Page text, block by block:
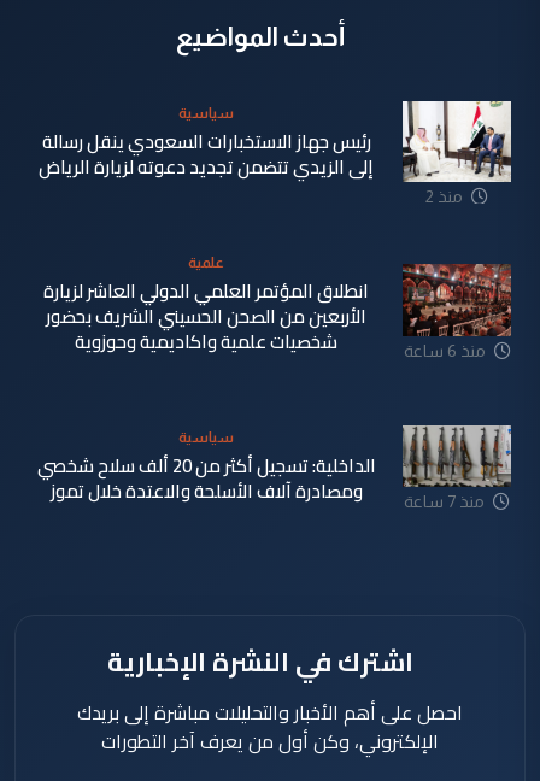
أحدث المواضيع
منذ 2
سياسية
رئيس جهاز الاستخبارات السعودي ينقل رسالة
إلى الزيدي تتضمن تجديد دعوته لزيارة الرياض
منذ 6 ساعة
علمية
انطلاق المؤتمر العلمي الدولي العاشر لزيارة
الأربعين من الصحن الحسيني الشريف بحضور
شخصيات علمية واكاديمية وحوزوية
منذ 7 ساعة
سياسية
الداخلية: تسجيل أكثر من 20 ألف سلاح شخصي
ومصادرة آلاف الأسلحة والاعتدة خلال تموز
اشترك في النشرة الإخبارية
احصل على أهم الأخبار والتحليلات مباشرة إلى بريدك
الإلكتروني، وكن أول من يعرف آخر التطورات